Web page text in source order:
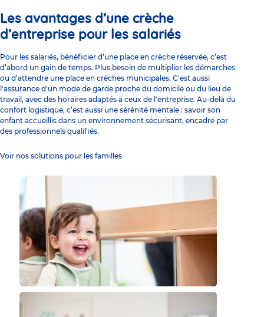
Les avantages d’une crèche
d’entreprise pour les salariés
Pour les salariés, bénéficier d’une place en crèche réservée, c’est
d’abord un gain de temps. Plus besoin de multiplier les démarches
ou d’attendre une place en crèches municipales. C'est aussi
l'assurance d'un mode de garde proche du domicile ou du lieu de
travail, avec des horaires adaptés à ceux de l'entreprise. Au-delà du
confort logistique, c’est aussi une sérénité mentale : savoir son
enfant accueillis dans un environnement sécurisant, encadré par
des professionnels qualifiés.
Voir nos solutions pour les familles